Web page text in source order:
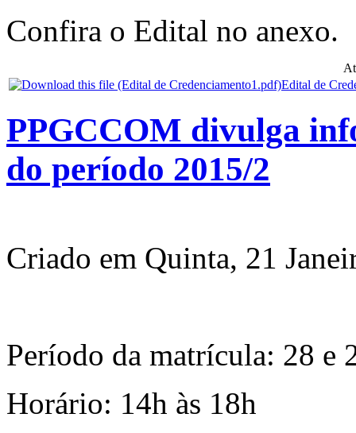
Confira o Edital no anexo.
Edital de
PPGCCOM divulga
do período 2015/2
Criado em Quinta, 21
Período da matrícula: 28 e
Horário: 14h às 18h